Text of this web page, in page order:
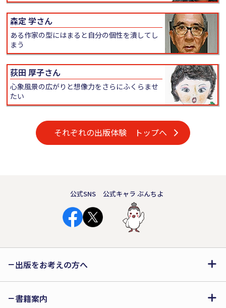
森定 学さん
ある作家の型にはまると自分の個性を潰してし
まう
荻田 厚子さん
心象風景の広がりと想像力をさらにふくらませ
たい
それぞれの出版体験 トップへ
公式SNS 公式キャラ ぶんちよ
出版をお考えの方へ
書籍案内